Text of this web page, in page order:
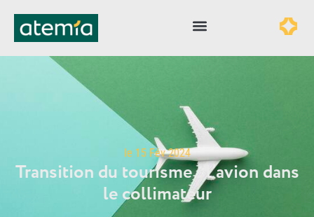
le 15 Fév 2024
Transition du tourisme : l’avion dans
le collimateur